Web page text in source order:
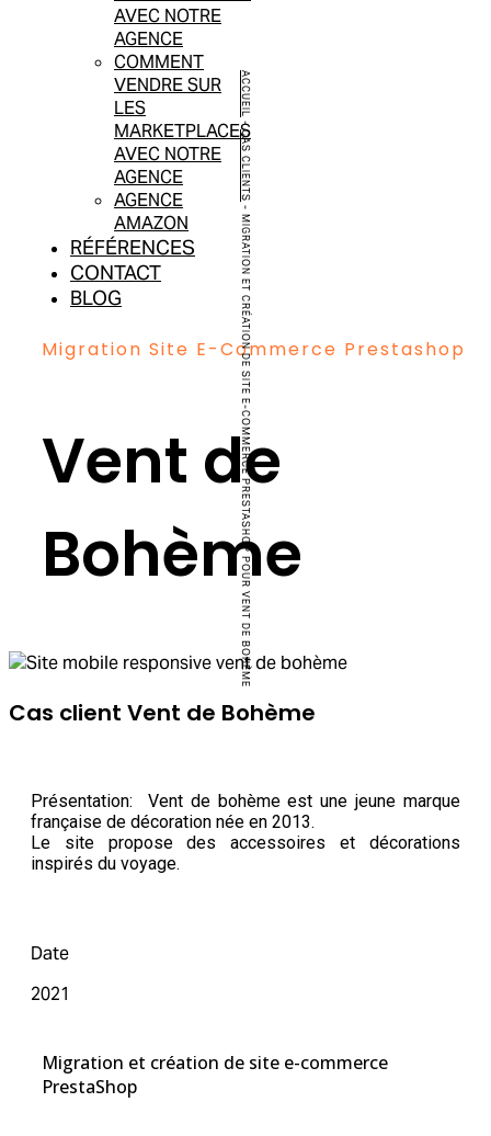
AVEC NOTRE
AGENCE
COMMENT
VENDRE SUR
LES
MARKETPLACES
AVEC NOTRE
AGENCE
AGENCE
AMAZON
RÉFÉRENCES
CONTACT
BLOG
ACCUEIL
-
CAS CLIENTS
-
MIGRATION ET CRÉATION DE SITE E-COMMERCE PRESTASHOP POUR VENT DE BOHÈME
Migration Site E-Commerce Prestashop
Vent de
Bohème
Cas client Vent de Bohème
Présentation: Vent de bohème est une jeune marque
française de décoration née en 2013.
Le site propose des accessoires et décorations
inspirés du voyage.
Date
2021
Migration et création de site e-commerce
PrestaShop